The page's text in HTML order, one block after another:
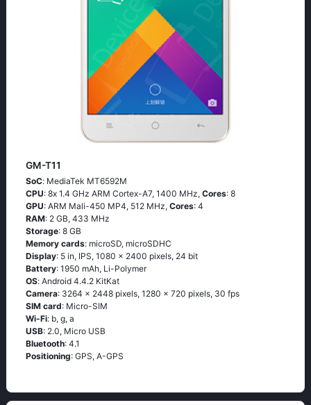
GM-T11
SoC: МеdiаТеk МТ6592М
CPU: 8х 1.4 GНz АRМ Соrtех-А7, 1400 MHz, Cores: 8
GPU: ARM Mali-450 MP4, 512 MHz, Cores: 4
RAM: 2 GB, 433 MHz
Storage: 8 GB
Memory cards: microSD, microSDHC
Display: 5 in, IPS, 1080 x 2400 pixels, 24 bit
Battery: 1950 mAh, Li-Polymer
OS: Аndrоid 4.4.2 ΚitΚаt
Camera: 3264 x 2448 pixels, 1280 x 720 pixels, 30 fps
SIM card: Micro-SIM
Wi-Fi: b, g, а
USB: 2.0, Micro USB
Bluetooth: 4.1
Positioning: GРS, А-GРS